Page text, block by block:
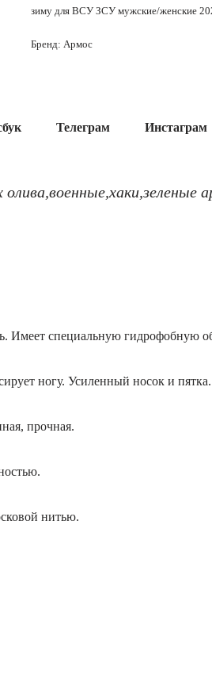
зиму для ВСУ ЗСУ мужские/женские
Бренд:Армос
Телеграм Инстаграм
специальную гидрофобную
ногу. Усиленный носок и пятка.
прочная.
нитью.